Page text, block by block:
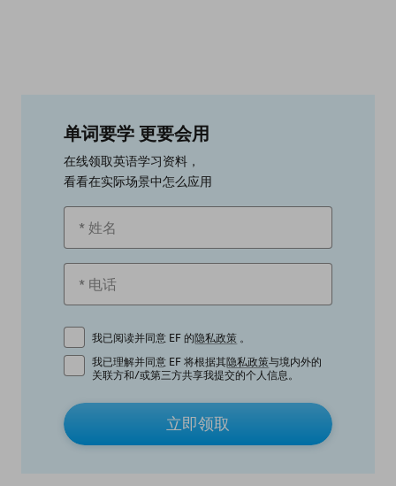
单词要学 更要会用
在线领取英语学习资料，
看看在实际场景中怎么应用
我已阅读并同意 EF 的隐私政策 。
我已理解并同意 EF 将根据其隐私政策与境内外的
关联方和/或第三方共享我提交的个人信息。
立即领取